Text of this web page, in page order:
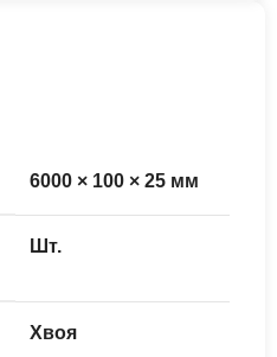
6000 × 100 × 25 мм
Шт.
Хвоя